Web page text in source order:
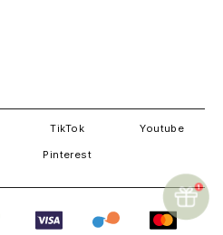
Costa Rica
TikTok Youtube
Pinterest